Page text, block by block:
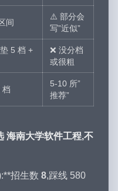
间
⚠️ 部分会
写”近似”
5 档 +
❌ 没分档
或很粗
档
5-10 所”
推荐”
海南大学软件工程,不
招生数 8,踩线 580